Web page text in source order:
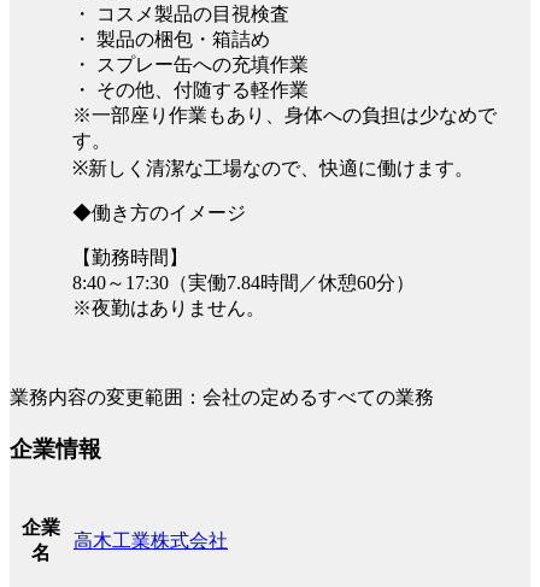
・ コスメ製品の目視検査
・ 製品の梱包・箱詰め
・ スプレー缶への充填作業
・ その他、付随する軽作業
※一部座り作業もあり、身体への負担は少なめで
す。
※新しく清潔な工場なので、快適に働けます。
◆働き方のイメージ
【勤務時間】
8:40～17:30（実働7.84時間／休憩60分）
※夜勤はありません。
業務内容の変更範囲：会社の定めるすべての業務
企業情報
企業
名
高木工業株式会社